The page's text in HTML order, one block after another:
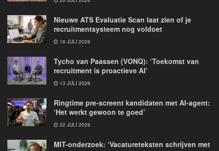
Nieuwe ATS Evaluatie Scan laat zien of je
recruitmentsysteem nog voldoet
16 JULI 2026
Tycho van Paassen (VONQ): ‘Toekomst van
recruitment is proactieve AI’
13 JULI 2026
Ringtime pre-screent kandidaten met AI-agent:
‘Het werkt gewoon te goed’
22 JULI 2026
MIT-onderzoek: ‘Vacatureteksten schrijven met